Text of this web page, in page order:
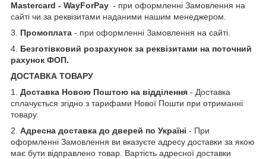
Mastercard - WayForPay - при оформленні Замовлення на
сайті чи за реквізитами наданими нашим менеджером.
3. Промоплата - при оформленні Замовлення на сайті.
4. Безготівковий розрахунок за реквізитами на поточний
рахунок ФОП.
ДОСТАВКА ТОВАРУ
1. Доставка Новою Поштою на відділення - Доставка
сплачується згідно з тарифами Нової Пошти при отриманні
товару.
2. Адресна доставка до дверей по Україні - При
оформленні Замовлення ви вказуєте адресу доставки за якою
має бути відправлено товар. Вартість адресної доставки